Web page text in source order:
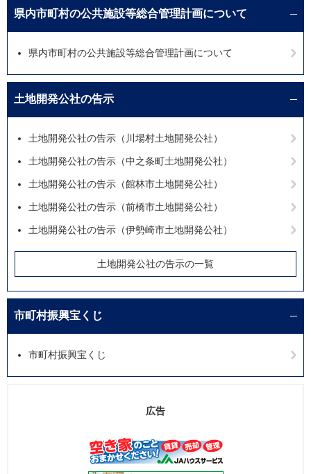
県内市町村の公共施設等総合管理計画について
県内市町村の公共施設等総合管理計画について
土地開発公社の告示
土地開発公社の告示（川場村土地開発公社）
土地開発公社の告示（中之条町土地開発公社）
土地開発公社の告示（館林市土地開発公社）
土地開発公社の告示（前橋市土地開発公社）
土地開発公社の告示（伊勢崎市土地開発公社）
土地開発公社の告示の一覧
市町村振興宝くじ
市町村振興宝くじ
広告